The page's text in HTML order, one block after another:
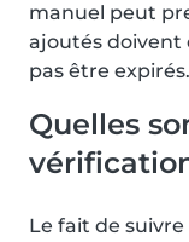
manuel peut
ajoutés doivent
pas être expirés.
Quelles
Le fait de